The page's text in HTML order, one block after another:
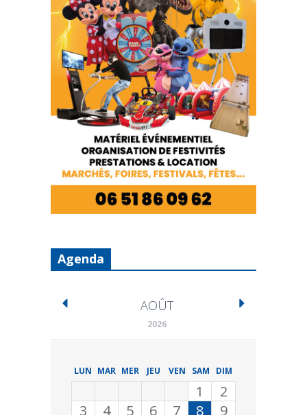
Agenda
AOÛT
2026
LUN MAR MER JEU VEN SAM DIM
1
2
3
4 5 6 7 8
9